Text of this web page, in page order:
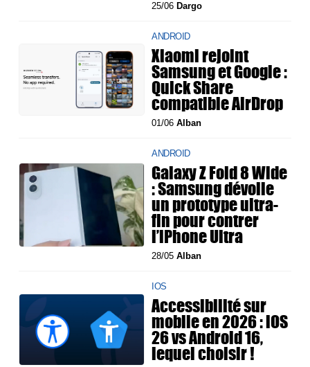
25/06 Dargo
ANDROID
Xiaomi rejoint
Samsung et Google :
Quick Share
compatible AirDrop
01/06Alban
ANDROID
Galaxy Z Fold 8 Wide
: Samsung dévoile
un prototype ultra-
fin pour contrer
l’iPhone Ultra
28/05Alban
IOS
Accessibilité sur
mobile en 2026 : iOS
26 vs Android 16,
lequel choisir !